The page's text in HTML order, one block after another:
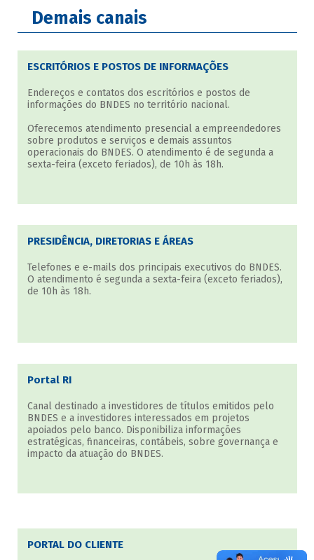
Demais canais
ESCRITÓRIOS E POSTOS DE INFORMAÇÕES
Endereços e contatos dos escritórios e postos de
informações do BNDES no território nacional.
Oferecemos atendimento presencial a empreendedores
sobre produtos e serviços e demais assuntos
operacionais do BNDES. O atendimento é de segunda a
sexta-feira (exceto feriados), de 10h às 18h.
PRESIDÊNCIA, DIRETORIAS E ÁREAS
Telefones e e-mails dos principais executivos do BNDES.
O atendimento é segunda a sexta-feira (exceto feriados),
de 10h às 18h.
Portal RI
Canal destinado a investidores de títulos emitidos pelo
BNDES e a investidores interessados em projetos
apoiados pelo banco. Disponibiliza informações
estratégicas, financeiras, contábeis, sobre governança e
impacto da atuação do BNDES.
PORTAL DO CLIENTE